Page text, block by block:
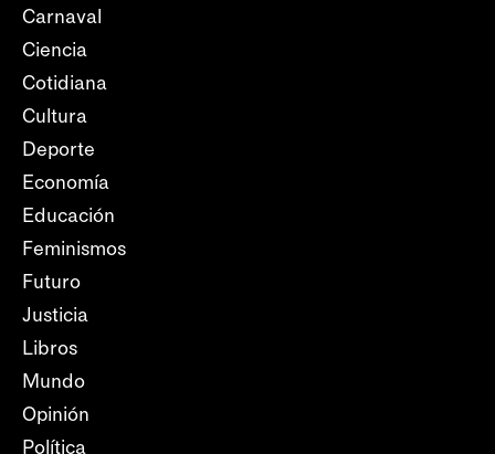
Carnaval
Ciencia
Cotidiana
Cultura
Deporte
Economía
Educación
Feminismos
Futuro
Justicia
Libros
Mundo
Opinión
Política